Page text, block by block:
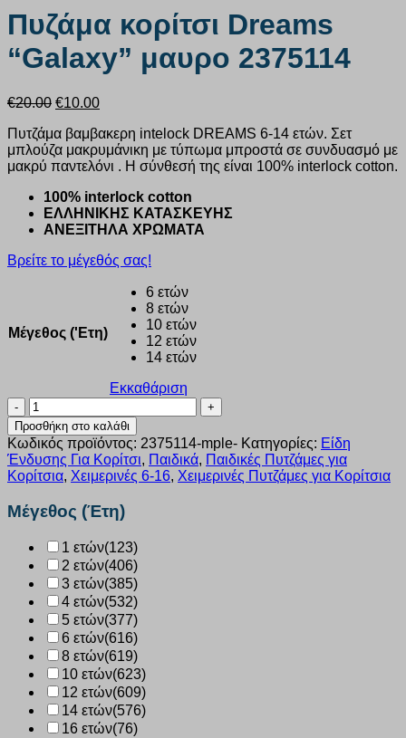
Πυζάμα κορίτσι Dreams
“Galaxy” μαυρο 2375114
€20.00 Original
was:
€20.00.
€10.00Η
τιμή
είναι:
€10.00.
Πυτζάμα βαμβακερη intelock DREAMS 6-14 ετών. Σετ
μπλούζα μακρυμάνικη με τύπωμα μπροστά σε συνδυασμό με
μακρύ παντελόνι . Η σύνθεσή της είναι 100% interlock cotton.
100% interlock cotton
ΕΛΛΗΝΙΚΗΣ ΚΑΤΑΣΚΕΥΗΣ
ΑΝΕΞΙΤΗΛΑ ΧΡΩΜΑΤΑ
Βρείτε το μέγεθός σας!
Μέγεθος ('Ετη)
6 ετών
8 ετών
10 ετών
12 ετών
14 ετών
Εκκαθάριση
Πυζάμα
κορίτσι
Dreams
“Galaxy”
μαυρο
2375114
ποσότητα
Προσθήκη στο καλάθι
Κωδικός προϊόντος: 2375114-mple- Κατηγορίες: Είδη
Ένδυσης Για Κορίτσι, Παιδικά, Παιδικές Πυτζάμες για
Κορίτσια, Χειμερινές 6-16, Χειμερινές Πυτζάμες για Κορίτσια
Μέγεθος (Έτη)
1 ετών(123)
2 ετών(406)
3 ετών(385)
4 ετών(532)
5 ετών(377)
6 ετών(616)
8 ετών(619)
10 ετών(623)
12 ετών(609)
14 ετών(576)
16 ετών(76)